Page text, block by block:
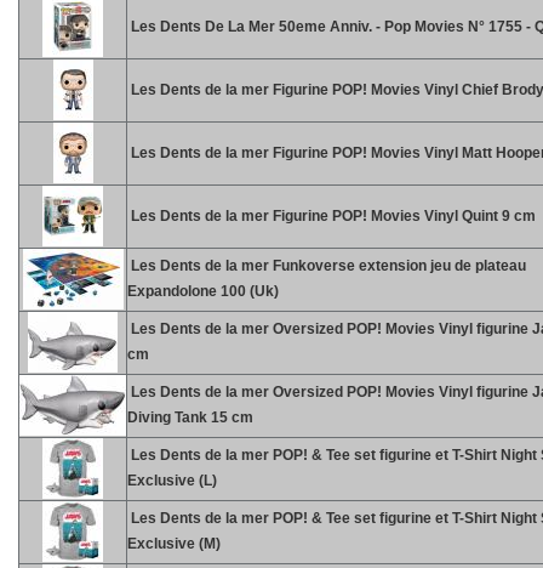
Les Dents De La Mer 50eme Anniv. - Pop Movies N° 1755 -
Les Dents de la mer Figurine POP! Movies Vinyl Chief
Les Dents de la mer Figurine POP! Movies Vinyl Matt
Les Dents de la mer Figurine POP! Movies Vinyl Quint 9 cm
Les Dents de la mer Funkoverse extension jeu de plateau
Expandolone 100 (Uk)
Les Dents de la mer Oversized POP! Movies Vinyl figurine
cm
Les Dents de la mer Oversized POP! Movies Vinyl figurine
Diving Tank 15 cm
Les Dents de la mer POP! & Tee set figurine et T-Shirt Night
Exclusive (L)
Les Dents de la mer POP! & Tee set figurine et T-Shirt Night
Exclusive (M)